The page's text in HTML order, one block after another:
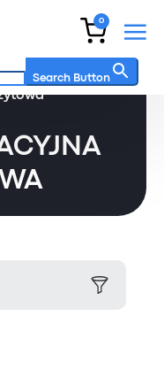
0
Search Button
elewacyjna /